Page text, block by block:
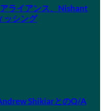
ライアンス、Nishant
ッシング
ShikiarとのQ/A